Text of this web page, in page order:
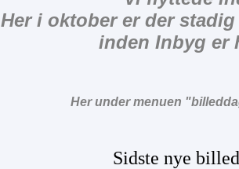
Her i oktober er der
inden Inbyg er
Her under menuen
Sidste nye